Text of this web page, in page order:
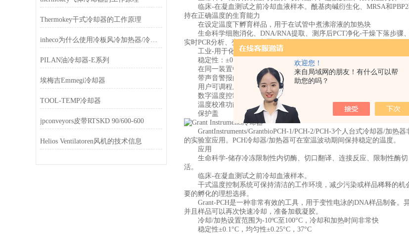
欢迎您！
来自局域网的朋友！有什么可以帮
助您的吗？
Thermokey干式冷却器的工作原理
inheco为什么使用冷板风冷加热器/冷却器
PILAN油冷却器-E系列
埃梅吉Emmegi冷却器
TOOL-TEMP冷却器
jpconveyors皮带RTSKD 90/600-600
Helios Ventilatoren风机的技术信息
临床-在凝血测试之前冷却血液样本。酰基肉碱衍生化、MRSA和
持在正确温度的生育能力
在设定温度下孵育样品，用于在试管中煮沸溶液的加热块
生命科学细胞消化、DNA/RNA提取、测序后PCT净化-干燥下落步骤
实时PCR分析、变性核酸和蛋白质样品
工业-用于化学需氧量分析、土壤消化物、保持温度的环境样品消化
稳定性：±0.1ºC
在同一装置中独立调节的加热和冷却块
带声音警报的数字计时器：1分钟至99小时59分钟（增量1分钟）
用户可调程序（温度和时间）：16（加热）+16（冷却）
数字温度控制，实现最佳精度
温度校准功能
保护盖
GrantInstruments/GrantbioPCH-1/PCH-2/PCH-3个人台式冷却器/加热
的实验室应用。PCH冷却器/加热器可在室温波动期间保持稳定的温度。
应用
生命科学-储存冷冻限制性内切酶、切口翻译、连接反应、限制性酶切
活。
临床-在凝血测试之前冷却血液样本。
干式温度控制系统可保持清洁的工作环境，减少污染或样品稀释的机
要的孵化的理想选择。
Grant-PCH是一种非常有效的工具，用于变性电泳的DNA样品制备。
并且样品可以再次快速冷却，准备加载凝胶。
冷却/加热设置范围为-10ºC至100°C，冷却和加热时间非常快
稳定性±0.1°C，均匀性±0.25°C，37°C